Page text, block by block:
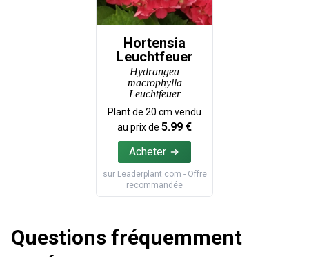
Hortensia
Leuchtfeuer
Hydrangea
macrophylla
Leuchtfeuer
Plant de 20 cm vendu
au prix de 5.99 €
Acheter
sur Leaderplant.com - Offre
recommandée
Questions fréquemment